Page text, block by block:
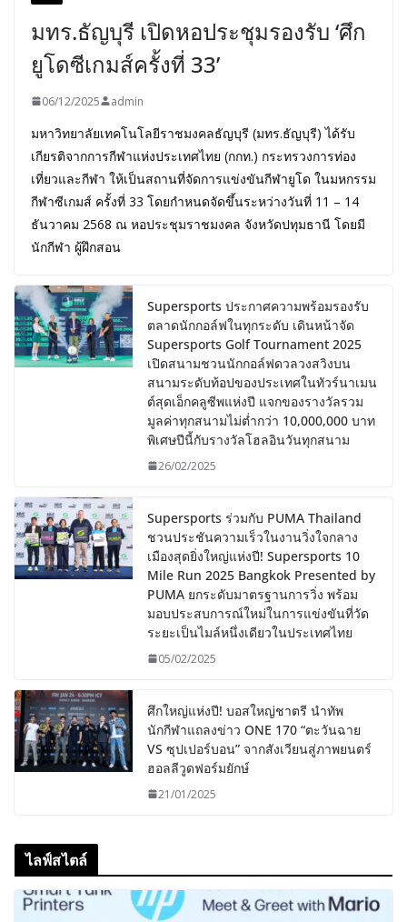
มทร.ธัญบุรี เปิดหอประชุมรองรับ ‘ศึก
ยูโดซีเกมส์ครั้งที่ 33’
06/12/2025 admin
มหาวิทยาลัยเทคโนโลยีราชมงคลธัญบุรี (มทร.ธัญบุรี) ได้รับ
เกียรติจากการกีฬาแห่งประเทศไทย (กกท.) กระทรวงการท่อง
เที่ยวและกีฬา ให้เป็นสถานที่จัดการแข่งขันกีฬายูโด ในมหกรรม
กีฬาซีเกมส์ ครั้งที่ 33 โดยกำหนดจัดขึ้นระหว่างวันที่ 11 – 14
ธันวาคม 2568 ณ หอประชุมราชมงคล จังหวัดปทุมธานี โดยมี
นักกีฬา ผู้ฝึกสอน
Supersports ประกาศความพร้อมรองรับ
ตลาดนักกอล์ฟในทุกระดับ เดินหน้าจัด
Supersports Golf Tournament 2025
เปิดสนามชวนนักกอล์ฟดวลวงสวิงบน
สนามระดับท้อปของประเทศในทัวร์นาเมน
ต์สุดเอ็กคลูซีพแห่งปี แจกของรางวัลรวม
มูลค่าทุกสนามไม่ต่ำกว่า 10,000,000 บาท
พิเศษปีนี้กับรางวัลโฮลอินวันทุกสนาม
26/02/2025
Supersports ร่วมกับ PUMA Thailand
ชวนประชันความเร็วในงานวิ่งใจกลาง
เมืองสุดยิ่งใหญ่แห่งปี! Supersports 10
Mile Run 2025 Bangkok Presented by
PUMA ยกระดับมาตรฐานการวิ่ง พร้อม
มอบประสบการณ์ใหม่ในการแข่งขันที่วัด
ระยะเป็นไมล์หนึ่งเดียวในประเทศไทย
05/02/2025
ศึกใหญ่แห่งปี! บอสใหญ่ชาตรี นำทัพ
นักกีฬาแถลงข่าว ONE 170 “ตะวันฉาย
VS ซุปเปอร์บอน” จากสังเวียนสู่ภาพยนตร์
ฮอลลีวูดฟอร์มยักษ์
21/01/2025
ไลฟ์สไตล์